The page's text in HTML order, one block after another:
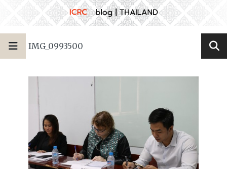
IMG_0993500